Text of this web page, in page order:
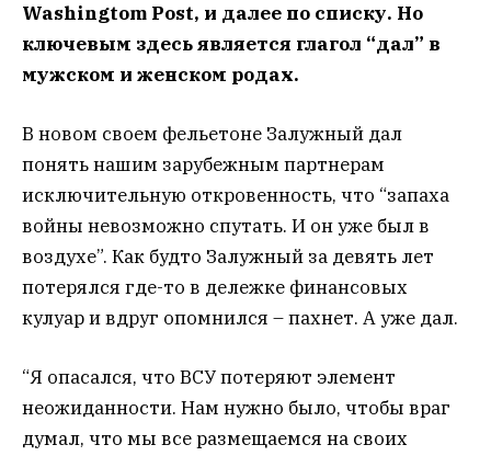
Washingtom Post, и далее по списку. Но
ключевым здесь является глагол “дал” в
мужском и женском родах.
В новом своем фельетоне Залужный дал
понять нашим зарубежным партнерам
исключительную откровенность, что “запаха
войны невозможно спутать. И он уже был в
воздухе”. Как будто Залужный за девять лет
потерялся где-то в дележке финансовых
кулуар и вдруг опомнился – пахнет. А уже дал.
“Я опасался, что ВСУ потеряют элемент
неожиданности. Нам нужно было, чтобы враг
думал, что мы все размещаемся на своих